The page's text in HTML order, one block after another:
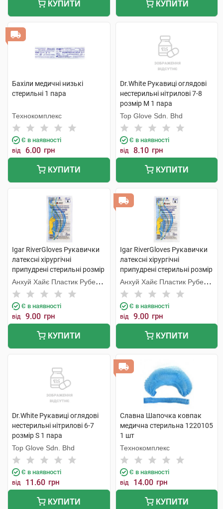
КУПИТИ КУПИТИ
Бахіли медичні низькі
стерильні 1 пара
Технокомплекс
Є в наявності
від 6.00 грн
КУПИТИ
Dr.White Рукавиці оглядові
нестерильні нітрилові 7-8
розмір M 1 пара
Top Glove Sdn. Bhd
Є в наявності
від 8.10 грн
КУПИТИ
Igar RiverGloves Рукавички
латексні хірургічні
припудрені стерильні розмір
6 1 пара
Анхуй Хайє Пластик Рубер
Продуктс
Є в наявності
від 9.00 грн
КУПИТИ
Igar RiverGloves Рукавички
латексні хірургічні
припудрені стерильні розмір
8 1 пара
Анхуй Хайє Пластик Рубер
Продуктс
Є в наявності
від 9.00 грн
КУПИТИ
Dr.White Рукавиці оглядові
нестерильні нітрилові 6-7
розмір S 1 пара
Top Glove Sdn. Bhd
Є в наявності
від 11.60 грн
КУПИТИ
Славна Шапочка ковпак
медична стерильна 1220105
1 шт
Технокомплекс
Є в наявності
від 14.00 грн
КУПИТИ